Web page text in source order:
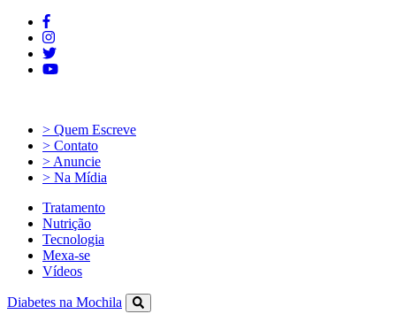
> Quem Escreve
> Contato
> Anuncie
> Na Mídia
Tratamento
Nutrição
Tecnologia
Mexa-se
Vídeos
Diabetes na Mochila